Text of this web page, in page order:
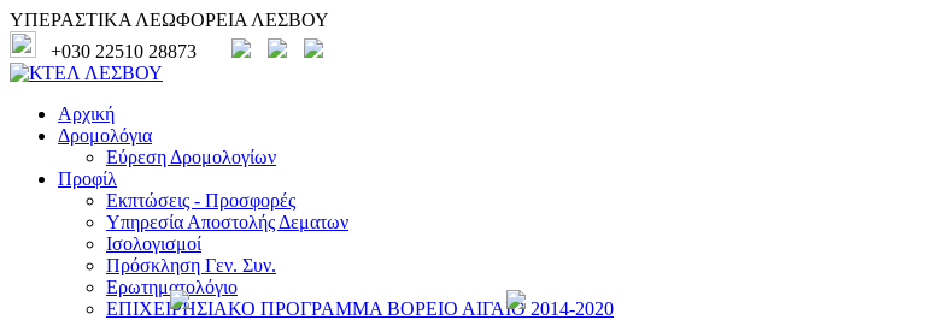
ΥΠΕΡΑΣΤΙΚΑ ΛΕΩΦΟΡΕΙΑ ΛΕΣΒΟΥ
+030 22510 28873
Αρχική
Δρομολόγια
Εύρεση Δρομολογίων
Προφίλ
Εκπτώσεις - Προσφορές
Υπηρεσία Αποστολής Δεματων
Ισολογισμοί
Πρόσκληση Γεν. Συν.
Ερωτηματολόγιο
ΕΠΙΧΕΙΡΗΣΙΑΚΟ ΠΡΟΓΡΑΜΜΑ ΒΟΡΕΙΟ ΑΙΓΑΙΟ 2014-2020